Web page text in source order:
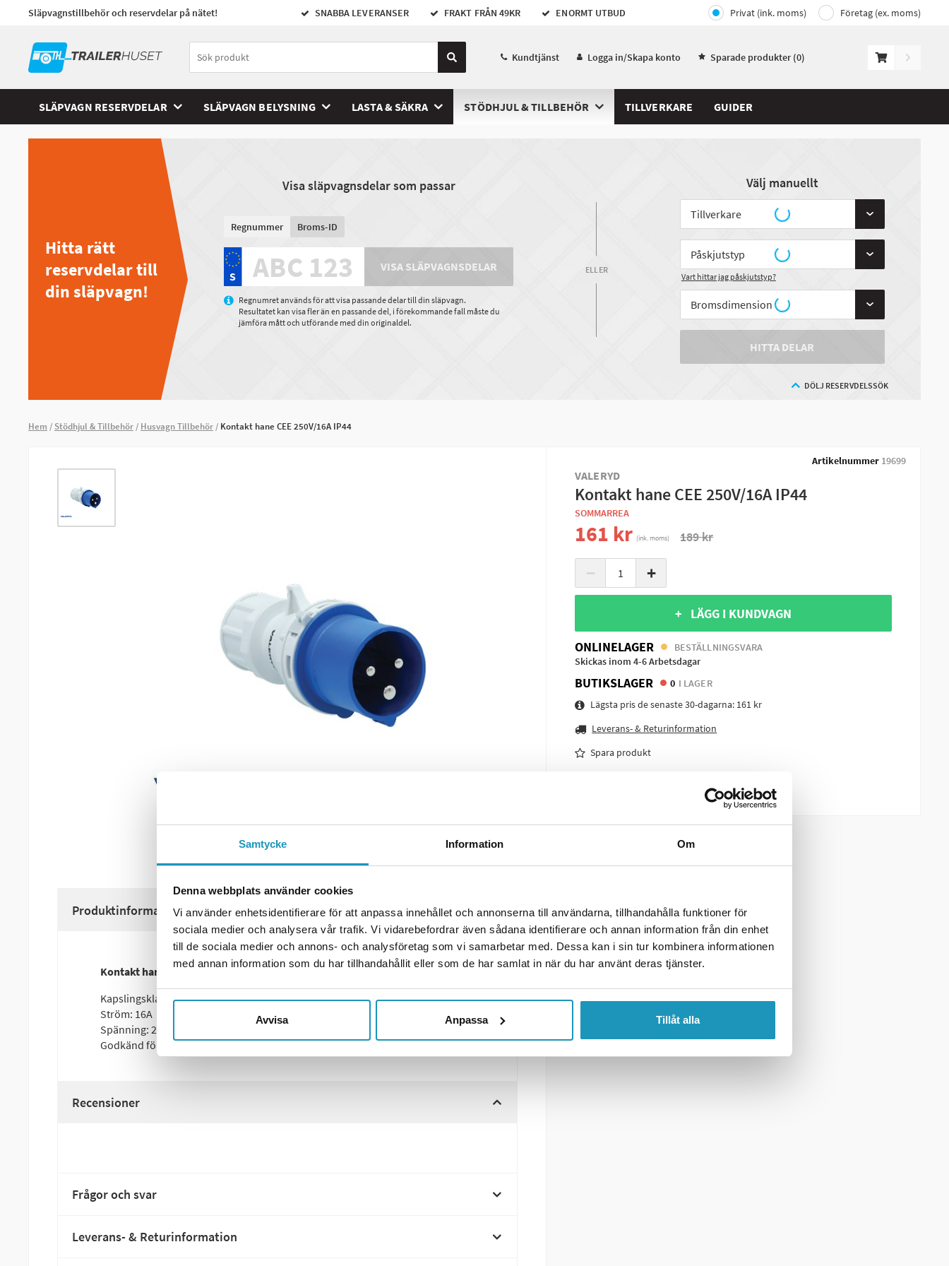
Samtycke Information Om
Denna webbplats använder cookies
Vi använder enhetsidentifierare för att anpassa innehållet och annonserna till användarna, tillhandahålla funktioner för
sociala medier och analysera vår trafik. Vi vidarebefordrar även sådana identifierare och annan information från din enhet
till de sociala medier och annons- och analysföretag som vi samarbetar med. Dessa kan i sin tur kombinera informationen
med annan information som du har tillhandahållit eller som de har samlat in när du har använt deras tjänster.
Avvisa Anpassa Tillåt alla
Släpvagnstillbehör och reservdelar på nätet! SNABBA LEVERANSER FRAKT FRÅN 49KR ENORMT UTBUD Privat (ink. moms) Företag (ex. moms)
Kundtjänst Logga in/Skapa konto Sparade produkter (0)
SLÄPVAGN RESERVDELAR SLÄPVAGN BELYSNING LASTA & SÄKRA STÖDHJUL & TILLBEHÖR TILLVERKARE GUIDER
Hitta rätt
reservdelar till
din släpvagn!
Visa släpvagnsdelar som passar
Regnummer Broms-ID
VISA SLÄPVAGNSDELAR
Regnumret används för att visa passande delar till din släpvagn.
Resultatet kan visa fler än en passande del, i förekommande fall måste du
jämföra mått och utförande med din originaldel.
ELLER
Välj manuellt
Vart hittar jag påskjutstyp?
HITTA DELAR
DÖLJ RESERVDELSSÖK
Hem Stödhjul & Tillbehör Husvagn Tillbehör Kontakt hane CEE 250V/16A IP44
Artikelnummer 19699
VALERYD
Kontakt hane CEE 250V/16A IP44
SOMMARREA
161 kr (ink. moms) 189 kr
− +
+ LÄGG I KUNDVAGN
ONLINELAGER
BESTÄLLNINGSVARA
Skickas inom 4-6 Arbetsdagar
BUTIKSLAGER 0 I LAGER
Lägsta pris de senaste 30-dagarna: 161 kr
Leverans- & Returinformation
Spara produkt
Produktinformation
Kontakt hane CEE 250V/16A IP44
Kapslingsklass: IP44
Ström: 16A
Spänning: 250V
Godkänd för utomhusbruk
Recensioner
Frågor och svar
Leverans- & Returinformation